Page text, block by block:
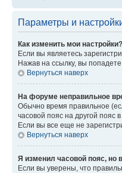
Параметры и
Как изменить мои настройки?
Если вы являетесь
Нажав на ссылку, вы
Вернуться наверх
На форуме неправильное
Обычно время правильное
часовой пояс на другой пояс
Если вы все еще не
Вернуться наверх
Я изменил часовой пояс, но
Если вы уверены, что